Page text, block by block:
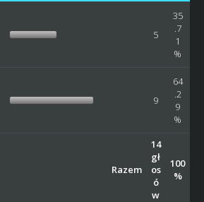
5
35
.7
1
%
9
64
.2
9
%
Razem
14
gł
os
ó
w
100
%